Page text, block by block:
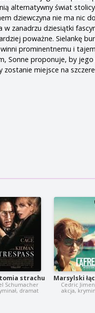
alternatywny świat
dziewczyna nie ma nic
zanadrzu dziesiątki
poważne. Sielankę
prominentnemu i
Sonne proponuje, by jego
zostanie miejsce na
strachu
Schumacher
dramat
Marsylski
Cedric
akcja,